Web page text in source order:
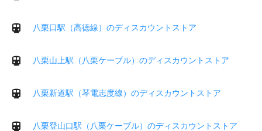
八栗口駅（高徳線）のディスカウントストア
八栗山上駅（八栗ケーブル）のディスカウントストア
八栗新道駅（琴電志度線）のディスカウントストア
八栗登山口駅（八栗ケーブル）のディスカウントストア